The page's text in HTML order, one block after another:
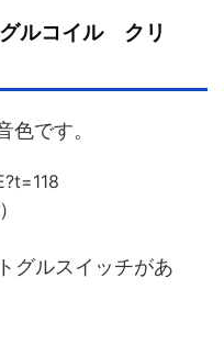
ルコイル クリ
色です。
グルスイッチがあ